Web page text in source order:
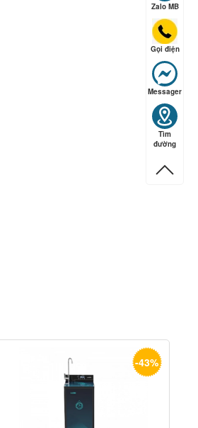
-43%
Zalo MB
Gọi điện
Messager
Tìm
đường